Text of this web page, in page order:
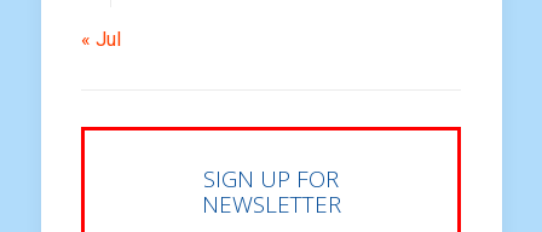
« Jul
SIGN UP FOR
NEWSLETTER